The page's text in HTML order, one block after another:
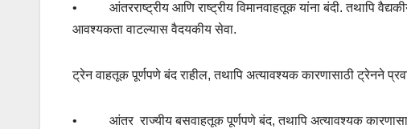
• आंतरराष्ट्रीय आणि राष्ट्रीय विमानवाहतूक यांना बंदी. तथापि
आवश्यकता वाटल्यास वैदयकीय सेवा.
ट्रेन वाहतूक पूर्णपणे बंद राहील,तथापि अत्यावश्यक कारणासाठी ट्रेनने
• आंतर राज्यीय बसवाहतूक पूर्णपणे बंद,तथापि अत्यावश्यक